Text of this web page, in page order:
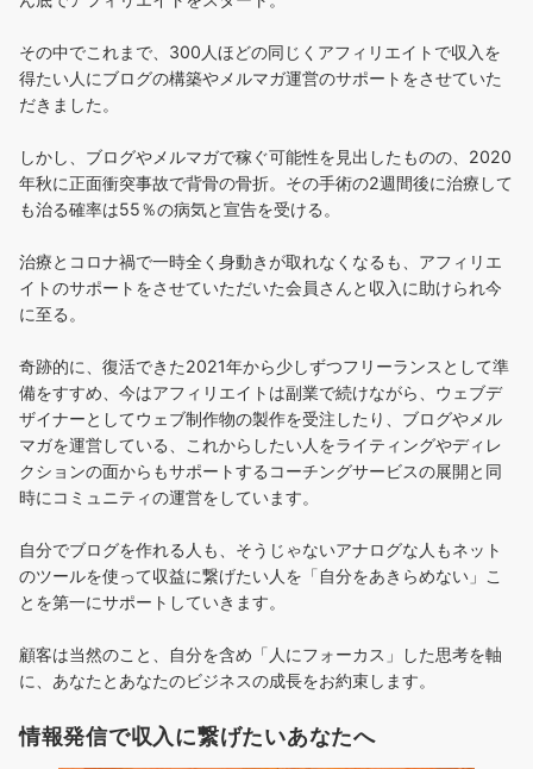
その中でこれまで、300人ほどの同じくアフィリエイトで収入を
得たい人にブログの構築やメルマガ運営のサポートをさせていた
だきました。
しかし、ブログやメルマガで稼ぐ可能性を見出したものの、2020
年秋に正面衝突事故で背骨の骨折。その手術の2週間後に治療して
も治る確率は55％の病気と宣告を受ける。
治療とコロナ禍で一時全く身動きが取れなくなるも、アフィリエ
イトのサポートをさせていただいた会員さんと収入に助けられ今
に至る。
奇跡的に、復活できた2021年から少しずつフリーランスとして準
備をすすめ、今はアフィリエイトは副業で続けながら、ウェブデ
ザイナーとしてウェブ制作物の製作を受注したり、ブログやメル
マガを運営している、これからしたい人をライティングやディレ
クションの面からもサポートするコーチングサービスの展開と同
時にコミュニティの運営をしています。
自分でブログを作れる人も、そうじゃないアナログな人もネット
のツールを使って収益に繋げたい人を「自分をあきらめない」こ
とを第一にサポートしていきます。
顧客は当然のこと、自分を含め「人にフォーカス」した思考を軸
に、あなたとあなたのビジネスの成長をお約束します。
情報発信で収入に繋げたいあなたへ